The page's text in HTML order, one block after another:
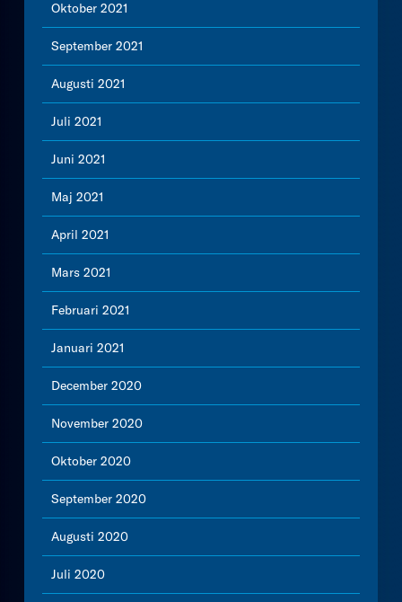
Oktober 2021
September 2021
Augusti 2021
Juli 2021
Juni 2021
Maj 2021
April 2021
Mars 2021
Februari 2021
Januari 2021
December 2020
November 2020
Oktober 2020
September 2020
Augusti 2020
Juli 2020